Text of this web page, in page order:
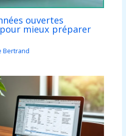
ouvertes
mieux préparer
Bertrand